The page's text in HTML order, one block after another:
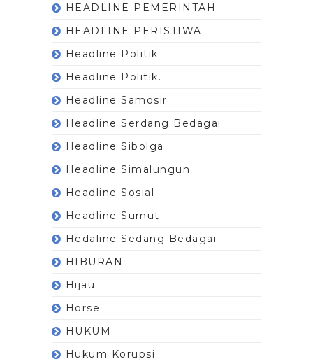
HEADLINE PEMERINTAH
HEADLINE PERISTIWA
Headline Politik
Headline Politik.
Headline Samosir
Headline Serdang Bedagai
Headline Sibolga
Headline Simalungun
Headline Sosial
Headline Sumut
Hedaline Sedang Bedagai
HIBURAN
Hijau
Horse
HUKUM
Hukum Korupsi